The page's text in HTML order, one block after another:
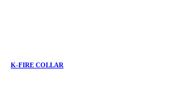
K-FIRE COLLAR